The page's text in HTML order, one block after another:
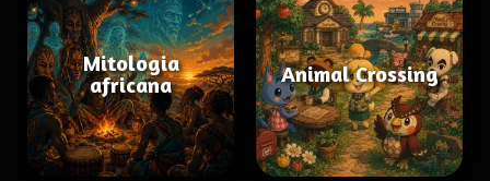
Mitologia
africana
Animal Crossing